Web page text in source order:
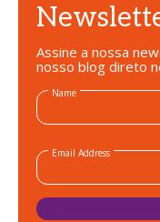
Assine a nossa
nosso blog direto
Name
Email Address